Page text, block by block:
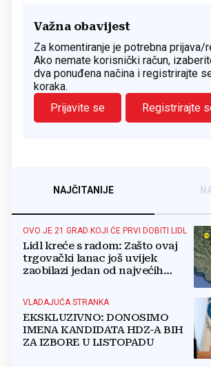
Važna obavijest
Za komentiranje je potrebna prijava/
Ako nemate korisnički račun,
dva ponuđena načina i registrirajte
koraka.
Prijavite se
Registrirajte
NAJČITANIJE
OVO JE 21 GRAD KOJI ĆE PRVI DOBITI LIDL
Lidl kreće s radom: Zašto ovaj
trgovački lanac još uvijek
zaobilazi jedan od najvećih
VLADAJUĆA STRANKA
EKSKLUZIVNO: DONOSIMO
IMENA KANDIDATA HDZ-A BIH
ZA IZBORE U LISTOPADU